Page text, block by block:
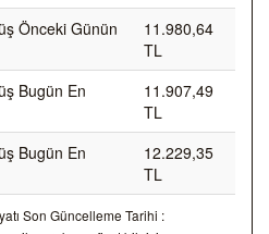
Önceki Günün
11.980,64
TL
Bugün En
11.907,49
TL
Bugün En
12.229,35
TL
Son Güncelleme Tarihi :